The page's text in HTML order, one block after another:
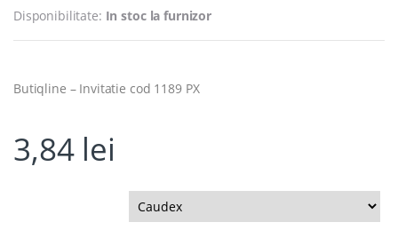
Disponibilitate: In stoc la furnizor
Butiqline – Invitatie cod 1189 PX
3,84 lei